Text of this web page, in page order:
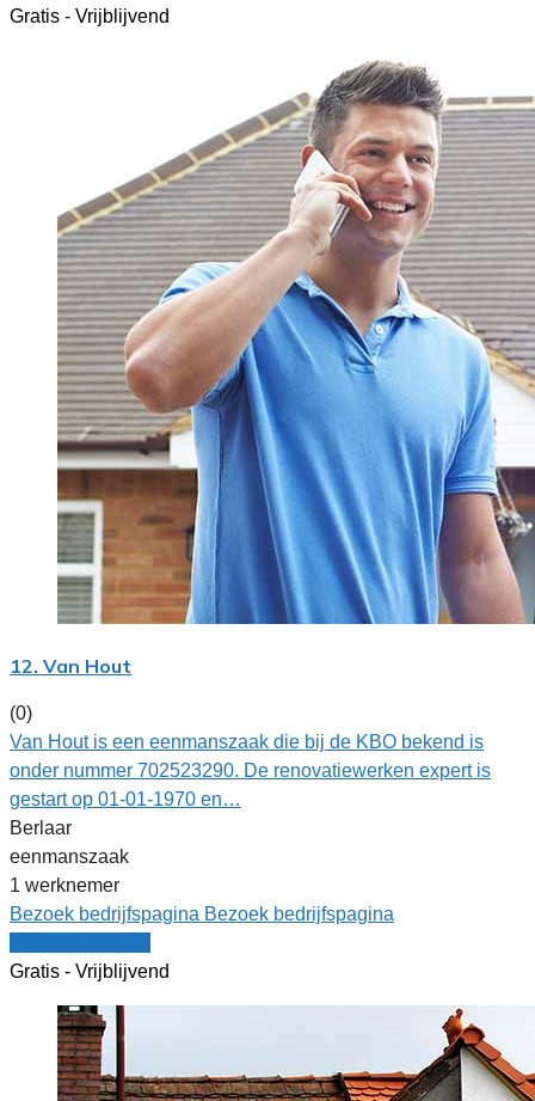
Gratis - Vrijblijvend
12. Van Hout
(0)
Van Hout is een eenmanszaak die bij de KBO bekend is
onder nummer 702523290. De renovatiewerken expert is
gestart op 01-01-1970 en…
Berlaar
eenmanszaak
1 werknemer
Bezoek bedrijfspagina Bezoek bedrijfspagina
Gratis - Vrijblijvend